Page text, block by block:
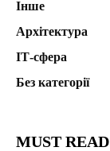
Інше
Архітектура
ІТ-сфера
Без категорії
MUST READ